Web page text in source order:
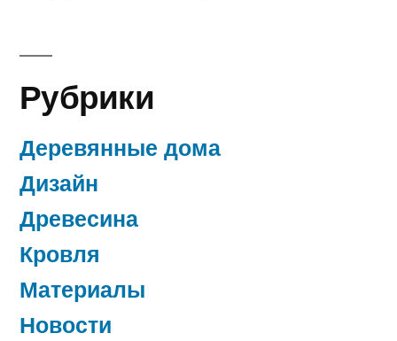
Рубрики
Деревянные дома
Дизайн
Древесина
Кровля
Материалы
Новости